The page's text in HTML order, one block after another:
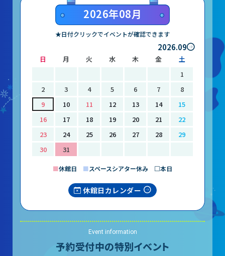
2026年08月
★日付クリックでイベントが確認できます
2026.09
日 月 火 水 木 金
土
1
2
3 4 5 6 7
8
9
10 11 12 13 14
15
16
17 18 19 20 21
22
23
24 25 26 27 28
29
30
31
■休館日 ■スペースシアター休み □本日
休館日カレンダー
Event information
予約受付中の特別イベント